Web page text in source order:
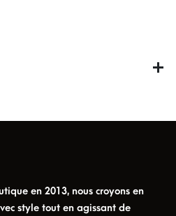
en 2013, nous croyons en
style tout en agissant de